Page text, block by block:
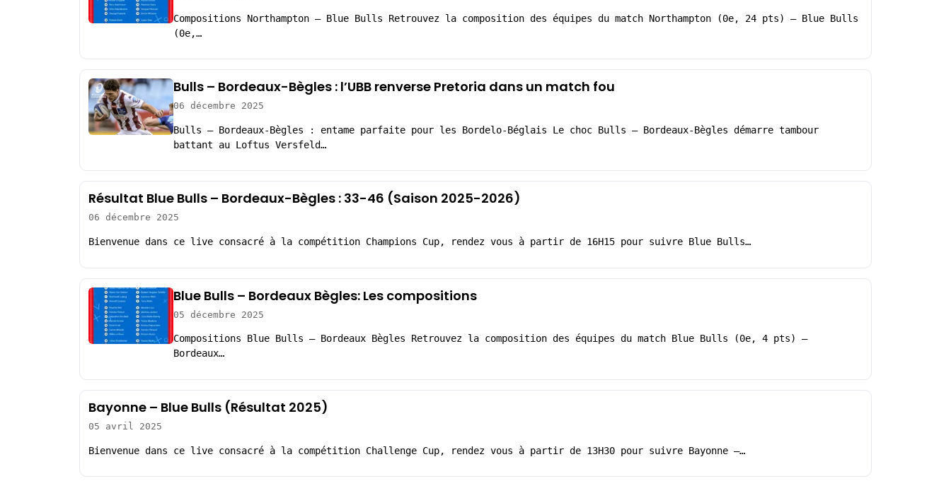
Compositions Northampton – Blue Bulls Retrouvez la composition des équipes du match Northampton (0e, 24 pts) – Blue Bulls
(0e,…
Bulls – Bordeaux-Bègles : l’UBB renverse Pretoria dans un match fou
06 décembre 2025
Bulls – Bordeaux-Bègles : entame parfaite pour les Bordelo-Béglais Le choc Bulls – Bordeaux-Bègles démarre tambour
battant au Loftus Versfeld…
Résultat Blue Bulls – Bordeaux-Bègles : 33-46 (Saison 2025-2026)
06 décembre 2025
Bienvenue dans ce live consacré à la compétition Champions Cup, rendez vous à partir de 16H15 pour suivre Blue Bulls…
Blue Bulls – Bordeaux Bègles: Les compositions
05 décembre 2025
Compositions Blue Bulls – Bordeaux Bègles Retrouvez la composition des équipes du match Blue Bulls (0e, 4 pts) –
Bordeaux…
Bayonne – Blue Bulls (Résultat 2025)
05 avril 2025
Bienvenue dans ce live consacré à la compétition Challenge Cup, rendez vous à partir de 13H30 pour suivre Bayonne –…